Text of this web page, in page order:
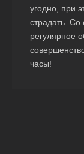
угодно, при
страдать.
регулярное
часы!